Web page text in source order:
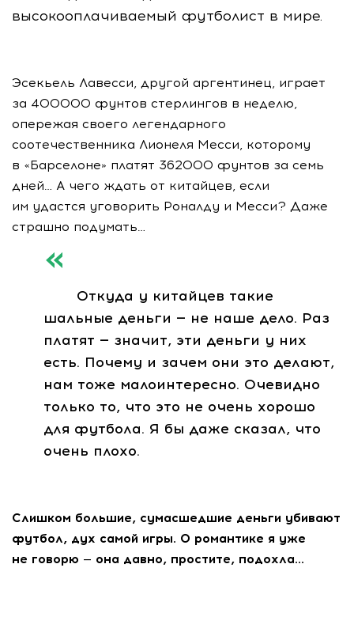
высокооплачиваемый футболист в мире.
Эсекьель Лавесси, другой аргентинец, играет
за 400000 фунтов стерлингов в неделю,
опережая своего легендарного
соотечественника Лионеля Месси, которому
в «Барселоне» платят 362000 фунтов за семь
дней… А чего ждать от китайцев, если
им удастся уговорить Роналду и Месси? Даже
страшно подумать…
Откуда у китайцев такие
шальные деньги — не наше дело. Раз
платят — значит, эти деньги у них
есть. Почему и зачем они это делают,
нам тоже малоинтересно. Очевидно
только то, что это не очень хорошо
для футбола. Я бы даже сказал, что
очень плохо.
Слишком большие, сумасшедшие деньги убивают
футбол, дух самой игры. О романтике я уже
не говорю — она давно, простите, подохла…